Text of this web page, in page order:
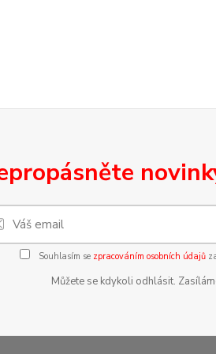
Souhlasím se zpracováním osobních údajů
Můžete se kdykoli odhlásit.